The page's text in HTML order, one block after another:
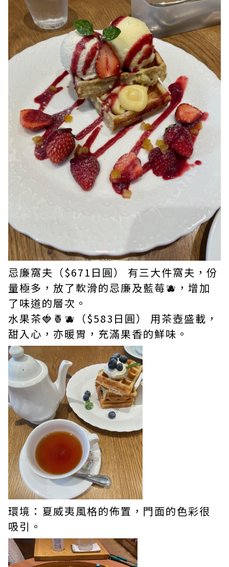
忌廉窩夫（$671日圓） 有三大件窩夫，份
量極多，放了軟滑的忌廉及藍莓🫐，增加
了味道的層次。
水果茶🍓🍍🫐（$583日圓） 用茶壺盛載，
甜入心，亦暖胃，充滿果香的鮮味。
環境：夏威夷風格的佈置，門面的色彩很
吸引。